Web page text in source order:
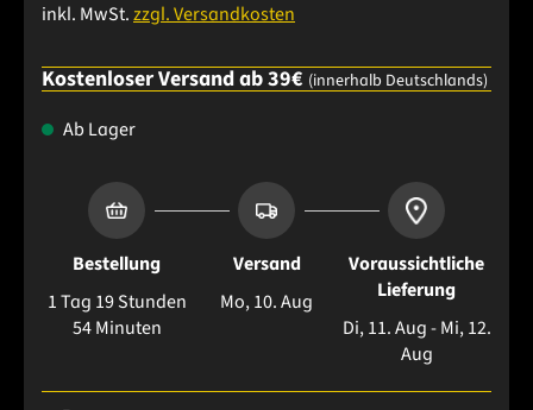
inkl. MwSt.zzgl. Versandkosten
Kostenloser Versand ab 39€ (innerhalb Deutschlands)
Ab Lager
Bestellung
1 Tag 19 Stunden
54 Minuten
Versand
Mo, 10. Aug
Voraussichtliche
Lieferung
Di, 11. Aug - Mi, 12.
Aug